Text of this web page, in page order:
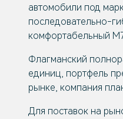
автомобили под
последовательно-
комфортабельный
Флагманский
единиц, портфель
рынке, компания
Для поставок на